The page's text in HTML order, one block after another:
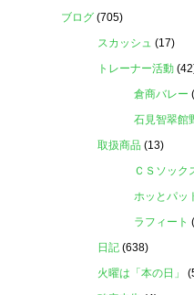
ブログ (705)
スカッシュ (17)
トレーナー活動
倉商バレー
石見智翠館
取扱商品 (13)
ＣＳソック
ホッとパッ
ラフィート
日記 (638)
火曜は「本の日」